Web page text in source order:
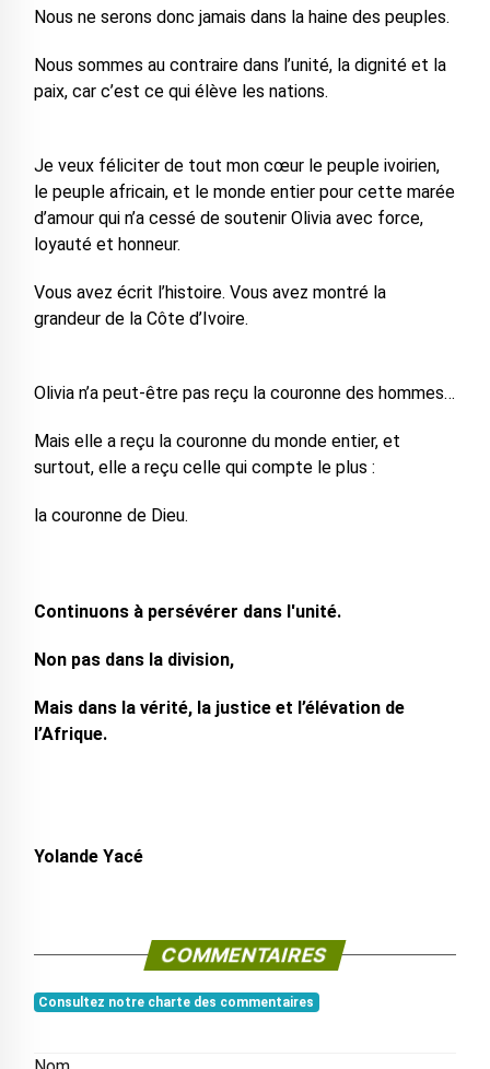
Nous ne serons donc jamais dans la haine des peuples.
Nous sommes au contraire dans l’unité, la dignité et la
paix, car c’est ce qui élève les nations.
Je veux féliciter de tout mon cœur le peuple ivoirien,
le peuple africain, et le monde entier pour cette marée
d’amour qui n’a cessé de soutenir Olivia avec force,
loyauté et honneur.
Vous avez écrit l’histoire. Vous avez montré la
grandeur de la Côte d’Ivoire.
Olivia n’a peut-être pas reçu la couronne des hommes…
Mais elle a reçu la couronne du monde entier, et
surtout, elle a reçu celle qui compte le plus :
la couronne de Dieu.
Continuons à persévérer dans l'unité.
Non pas dans la division,
Mais dans la vérité, la justice et l’élévation de
l’Afrique.
Yolande Yacé
COMMENTAIRES
Consultez notre charte des commentaires